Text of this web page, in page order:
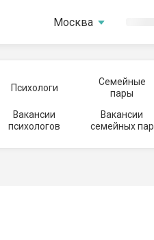
Москва
Психологи
Семейные
пары
Вакансии
психологов
Вакансии
семейных пар